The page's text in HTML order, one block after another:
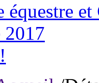
équestre
2017